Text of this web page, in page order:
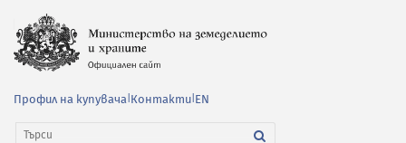
Профил на купувача Контакти EN